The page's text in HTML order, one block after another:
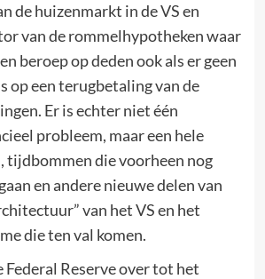
de huizenmarkt in de VS en
van de rommelhypotheken waar
beroep op deden ook als er geen
op een terugbetaling van de
Er is echter niet één
probleem, maar een hele
tijdbommen die voorheen nog
en andere nieuwe delen van
van het VS en het
die ten val komen.
Federal Reserve over tot het